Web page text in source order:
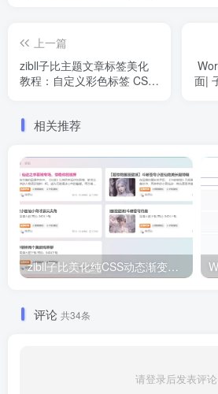
上一篇
zibll子比主题文章标签美化
教程：自定义彩色标签 CSS
面|
相关推荐
zibll子比美化纯CSS动态渐变背景代码附动画效果 | 网页设计必备教程
评论 共34条
请登录后发表评论